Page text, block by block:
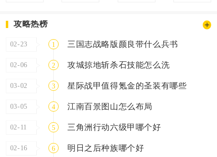
攻略热榜
02-23 1 三国志战略版颜良带什么兵书
02-06 2 攻城掠地斩杀石技能怎么洗
03-02 3 星际战甲值得氪金的圣装有哪些
03-05 4 江南百景图山怎么布局
02-11 5 三角洲行动六级甲哪个好
02-16 6 明日之后种族哪个好